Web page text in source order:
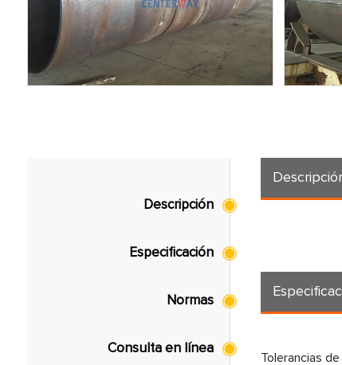
Descripción
Especificación
Normas
Consulta en línea
Tolerancias